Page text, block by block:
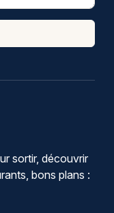
sortir, découvrir
bons plans :